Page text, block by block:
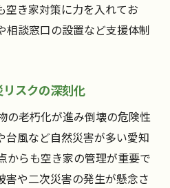
認と手続きの進め方
相談を活用するコツ
家無料相談の効果的な活
を利用するための基本知
さえたいポイントを解説
空き家対策に力を入れてお
相談窓口の設置など支援体制
スクの深刻化
の老朽化が進み倒壊の危険性
台風など自然災害が多い愛知
からも空き家の管理が重要で
害や二次災害の発生が懸念さ